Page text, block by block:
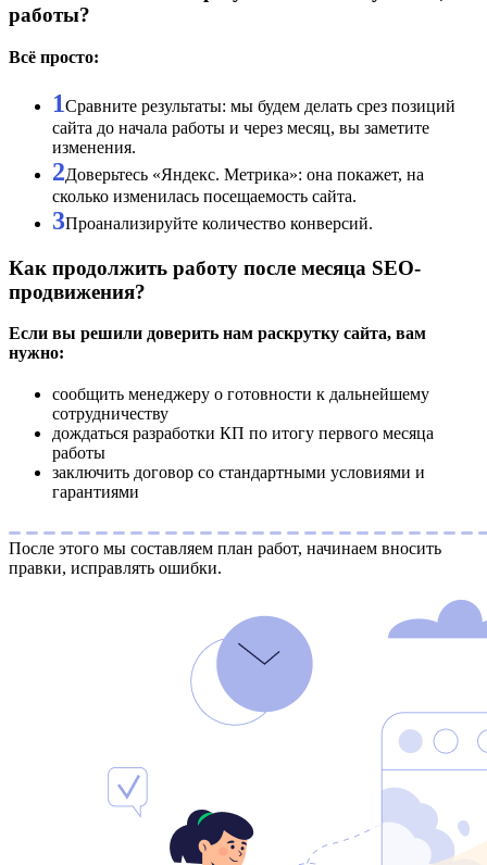
работы?
Всё просто:
1Сравните результаты: мы будем делать срез позиций
сайта до начала работы и через месяц, вы заметите
изменения.
2Доверьтесь «Яндекс. Метрика»: она покажет, на
сколько изменилась посещаемость сайта.
3Проанализируйте количество конверсий.
Как продолжить работу после месяца SEO-
продвижения?
Если вы решили доверить нам раскрутку сайта, вам
нужно:
сообщить менеджеру о готовности к дальнейшему
сотрудничеству
дождаться разработки КП по итогу первого месяца
работы
заключить договор со стандартными условиями и
гарантиями
После этого мы составляем план работ, начинаем вносить
правки, исправлять ошибки.